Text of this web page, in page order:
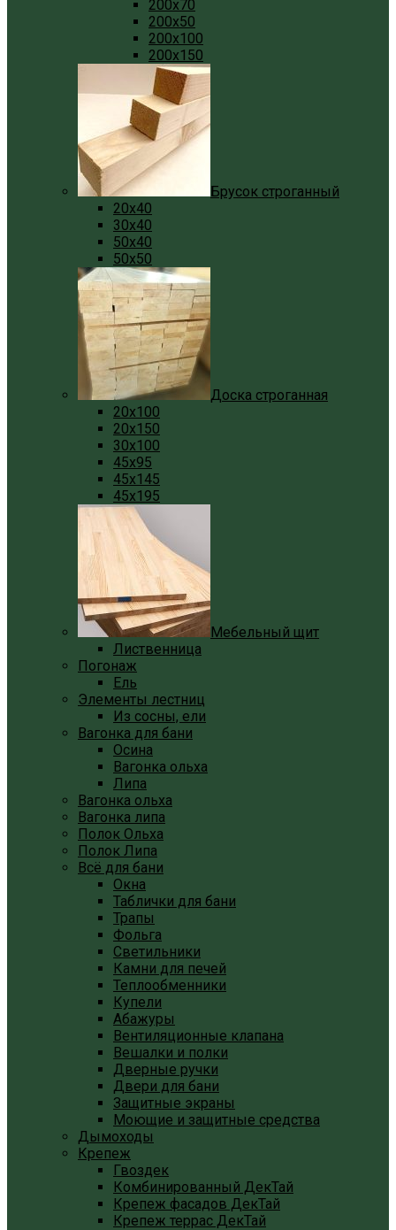
200x70
200x50
200x100
200x150
Брусок строганный
20x40
30x40
50x40
50x50
Доска строганная
20x100
20x150
30x100
45x95
45x145
45x195
Мебельный щит
Лиственница
Погонаж
Ель
Элементы лестниц
Из сосны, ели
Вагонка для бани
Осина
Вагонка ольха
Липа
Вагонка ольха
Вагонка липа
Полок Ольха
Полок Липа
Всё для бани
Окна
Таблички для бани
Трапы
Фольга
Светильники
Камни для печей
Теплообменники
Купели
Абажуры
Вентиляционные клапана
Вешалки и полки
Дверные ручки
Двери для бани
Защитные экраны
Моющие и защитные средства
Дымоходы
Крепеж
Гвоздек
Комбинированный ДекТай
Крепеж фасадов ДекТай
Крепеж террас ДекТай